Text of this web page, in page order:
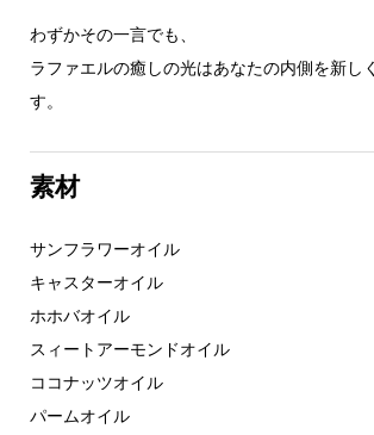
わずかその一言でも、
ラファエルの癒しの光はあなたの内側を新し
す。
素材
サンフラワーオイル
キャスターオイル
ホホバオイル
スィートアーモンドオイル
ココナッツオイル
パームオイル